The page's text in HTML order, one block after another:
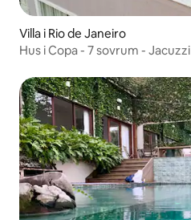
Villa i Rio de Janeiro
Hus i Copa - 7 sovrum - Jacuzzi